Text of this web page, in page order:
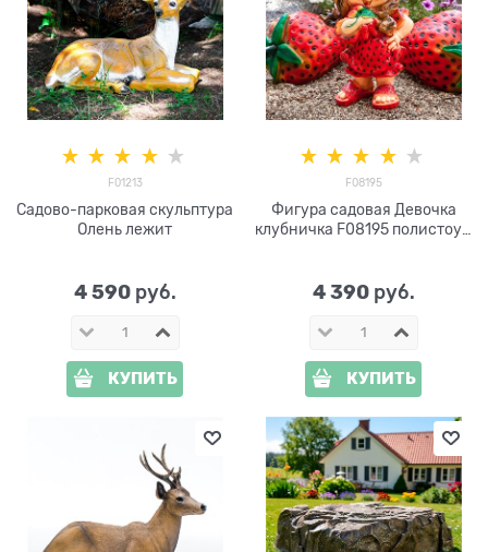
F01213
Садово-парковая скульптура
Олень лежит
4 590 руб.
КУПИТЬ
F08195
Фигура садовая Девочка
клубничка F08195 полистоун
4 390 руб.
КУПИТЬ